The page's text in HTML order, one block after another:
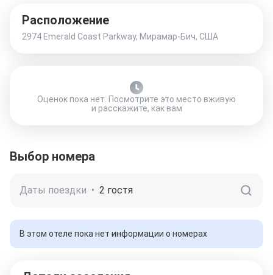
Расположение
2974 Emerald Coast Parkway, Мирамар-Бич, США
Оценок пока нет. Посмотрите это место вживую
и расскажите, как вам
Выбор номера
Даты поездки • 2 гостя
В этом отеле пока нет информации о номерах